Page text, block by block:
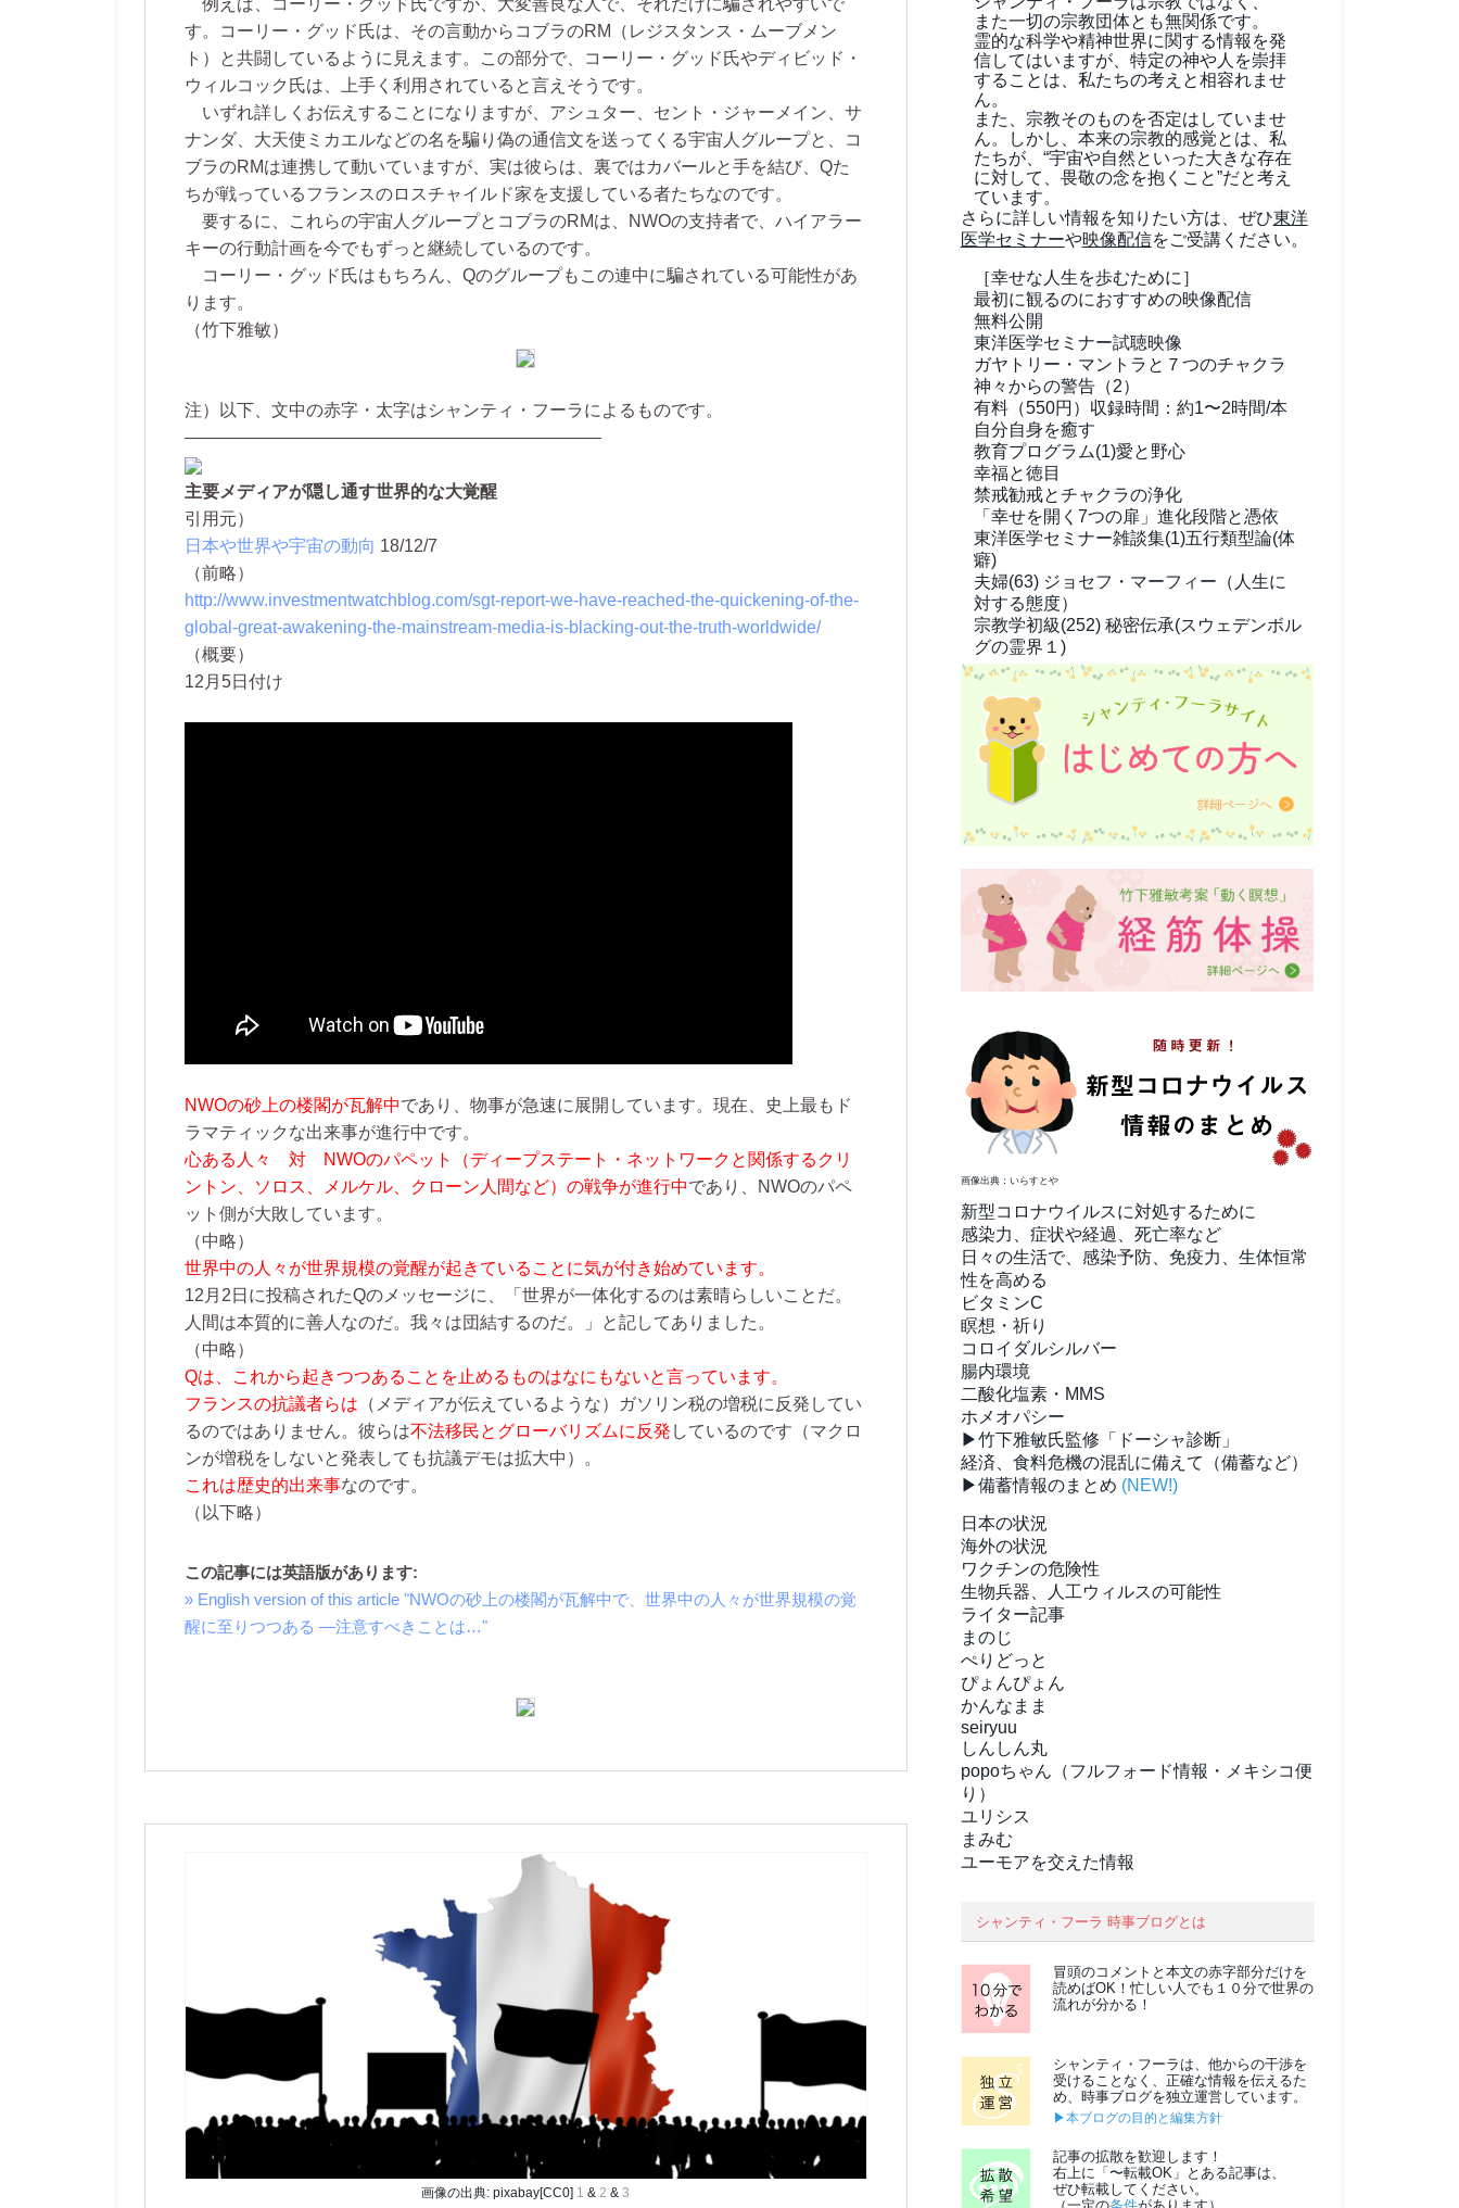
す。コーリー・グッド氏は、その言動からコブラのRM（レジスタンス・ムーブメン
ト）と共闘しているように見えます。この部分で、コーリー・グッド氏やディビッド・
ウィルコック氏は、上手く利用されていると言えそうです。
いずれ詳しくお伝えすることになりますが、アシュター、セント・ジャーメイン、サ
ナンダ、大天使ミカエルなどの名を騙り偽の通信文を送ってくる宇宙人グループと、コ
ブラのRMは連携して動いていますが、実は彼らは、裏ではカバールと手を結び、Qた
ちが戦っているフランスのロスチャイルド家を支援している者たちなのです。
要するに、これらの宇宙人グループとコブラのRMは、NWOの支持者で、ハイアラー
キーの行動計画を今でもずっと継続しているのです。
コーリー・グッド氏はもちろん、Qのグループもこの連中に騙されている可能性があ
ります。
（竹下雅敏）
注）以下、文中の赤字・太字はシャンティ・フーラによるものです。
————————————————————————
主要メディアが隠し通す世界的な大覚醒
引用元）
日本や世界や宇宙の動向 18/12/7
（前略）
http://www.investmentwatchblog.com/sgt-report-we-have-reached-the-quickening-of-the-
global-great-awakening-the-mainstream-media-is-blacking-out-the-truth-worldwide/
（概要）
12月5日付け
NWOの砂上の楼閣が瓦解中であり、物事が急速に展開しています。現在、史上最もド
ラマティックな出来事が進行中です。
心ある人々 対 NWOのパペット（ディープステート・ネットワークと関係するクリ
ントン、ソロス、メルケル、クローン人間など）の戦争が進行中であり、NWOのパペ
ット側が大敗しています。
（中略）
世界中の人々が世界規模の覚醒が起きていることに気が付き始めています。
12月2日に投稿されたQのメッセージに、「世界が一体化するのは素晴らしいことだ。
人間は本質的に善人なのだ。我々は団結するのだ。」と記してありました。
（中略）
Qは、これから起きつつあることを止めるものはなにもないと言っています。
フランスの抗議者らは （メディアが伝えているような）ガソリン税の増税に反発してい
るのではありません。彼らは不法移民とグローバリズムに反発 しているのです（マクロ
ンが増税をしないと発表しても抗議デモは拡大中）。
これは歴史的出来事なのです。
（以下略）
この記事には英語版があります:
» English version of this article "NWOの砂上の楼閣が瓦解中で、世界中の人々が世界規模の覚
醒に至りつつある ―注意すべきことは…"
画像の出典: pixabay[CC0] 1 & 2 &3
また一切の宗教団体とも無関係です。
霊的な科学や精神世界に関する情報を発
信してはいますが、特定の神や人を崇拝
することは、私たちの考えと相容れませ
ん。
また、宗教そのものを否定はしていませ
ん。しかし、本来の宗教的感覚とは、私
たちが、“宇宙や自然といった大きな存在
に対して、畏敬の念を抱くこと”だと考え
ています。
さらに詳しい情報を知りたい方は、ぜひ東洋
医学セミナーや映像配信をご受講ください。
［幸せな人生を歩むために］
最初に観るのにおすすめの映像配信
無料公開
東洋医学セミナー試聴映像
ガヤトリー・マントラと７つのチャクラ
神々からの警告（2）
有料（550円） 収録時間：約1〜2時間/本
自分自身を癒す
教育プログラム(1)愛と野心
幸福と徳目
禁戒勧戒とチャクラの浄化
「幸せを開く7つの扉」進化段階と憑依
東洋医学セミナー雑談集(1)五行類型論(体
癖)
夫婦(63) ジョセフ・マーフィー（人生に
対する態度）
宗教学初級(252) 秘密伝承(スウェデンボル
グの霊界１)
画像出典：いらすとや
新型コロナウイルスに対処するために
感染力、症状や経過、死亡率など
日々の生活で、感染予防、免疫力、生体恒常
性を高める
ビタミンC
瞑想・祈り
コロイダルシルバー
腸内環境
二酸化塩素・MMS
ホメオパシー
▶竹下雅敏氏監修「ドーシャ診断」
経済、食料危機の混乱に備えて（備蓄など）
▶備蓄情報のまとめ (NEW!)
日本の状況
海外の状況
ワクチンの危険性
生物兵器、人工ウィルスの可能性
ライター記事
まのじ
ぺりどっと
ぴょんぴょん
かんなまま
seiryuu
しんしん丸
popoちゃん（フルフォード情報・メキシコ便
り）
ユリシス
まみむ
ユーモアを交えた情報
シャンティ・フーラ 時事ブログとは
冒頭のコメントと本文の赤字部分だけを
読めばOK！忙しい人でも１０分で世界の
流れが分かる！
シャンティ・フーラは、他からの干渉を
受けることなく、正確な情報を伝えるた
め、時事ブログを独立運営しています。
▶本ブログの目的と編集方針
記事の拡散を歓迎します！
右上に「〜転載OK」とある記事は、
ぜひ転載してください。